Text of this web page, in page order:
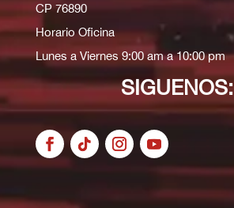
CP 76890
Horario Oficina
Lunes a Viernes 9:00 am a 10:00 pm
SIGUENOS: